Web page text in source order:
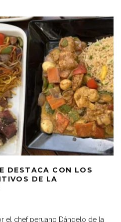
DESTACA CON LOS
DE LA
el chef peruano Dángelo de la